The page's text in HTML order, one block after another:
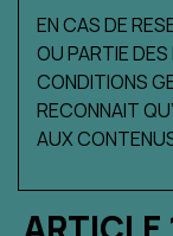
EN CAS DE
OU PARTIE
CONDITIONS
RECONNAIT
AUX